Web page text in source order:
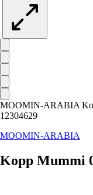
MOOMIN-ARABIA
12304629
MOOMIN-ARABIA
Kopp Mummi